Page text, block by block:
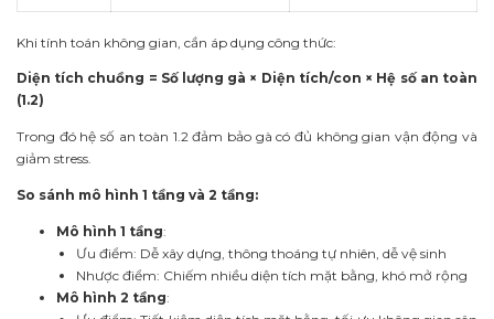
Khi tính toán không gian, cần áp dụng công thức:
Diện tích chuồng = Số lượng gà × Diện tích/con × Hệ số an toàn
(1.2)
Trong đó hệ số an toàn 1.2 đảm bảo gà có đủ không gian vận động và
giảm stress.
So sánh mô hình 1 tầng và 2 tầng:
Mô hình 1 tầng:
Ưu điểm: Dễ xây dựng, thông thoáng tự nhiên, dễ vệ sinh
Nhược điểm: Chiếm nhiều diện tích mặt bằng, khó mở rộng
Mô hình 2 tầng: